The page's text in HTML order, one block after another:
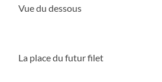
Vue du dessous
La place du futur filet